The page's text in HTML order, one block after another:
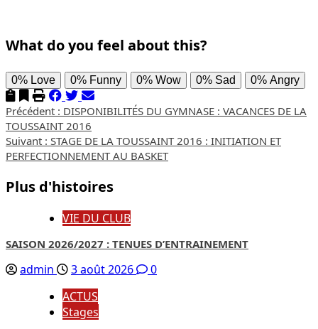
What do you feel about this?
0% Love 0% Funny 0% Wow 0% Sad 0% Angry
Navigation
d’article
Précédent : DISPONIBILITÉS DU GYMNASE : VACANCES DE LA
TOUSSAINT 2016
Suivant : STAGE DE LA TOUSSAINT 2016 : INITIATION ET
PERFECTIONNEMENT AU BASKET
Plus d'histoires
VIE DU CLUB
SAISON 2026/2027 : TENUES D’ENTRAINEMENT
admin 3 août 2026
0
ACTUS
Stages